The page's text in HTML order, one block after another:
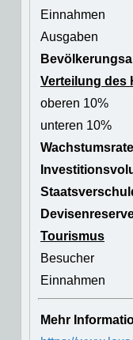
Einnahmen
Ausgaben
Verteilung des
oberen 10%
unteren 10%
Tourismus
Besucher
Einnahmen
Mehr